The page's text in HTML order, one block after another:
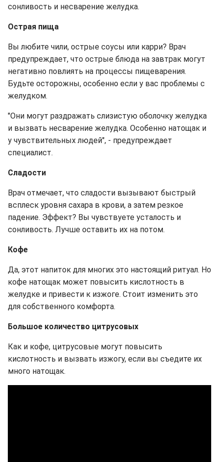
сонливость и несварение желудка.
Острая пища
Вы любите чили, острые соусы или карри? Врач
предупреждает, что острые блюда на завтрак могут
негативно повлиять на процессы пищеварения.
Будьте осторожны, особенно если у вас проблемы с
желудком.
"Они могут раздражать слизистую оболочку желудка
и вызвать несварение желудка. Особенно натощак и
у чувствительных людей", - предупреждает
специалист.
Сладости
Врач отмечает, что сладости вызывают быстрый
всплеск уровня сахара в крови, а затем резкое
падение. Эффект? Вы чувствуете усталость и
сонливость. Лучше оставить их на потом.
Кофе
Да, этот напиток для многих это настоящий ритуал. Но
кофе натощак может повысить кислотность в
желудке и привести к изжоге. Стоит изменить это
для собственного комфорта.
Большое количество цитрусовых
Как и кофе, цитрусовые могут повысить
кислотность и вызвать изжогу, если вы съедите их
много натощак.